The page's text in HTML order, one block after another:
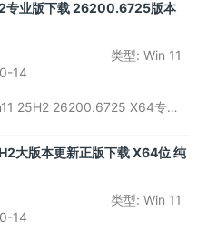
再次对系统进行了诸多优
开发者和高性能用户的需求。
专业版下载 26200.6725版本
类型: Win 11
14
25H2 26200.6725 X64专业
等方面都有了显著提升，尤其
了用户的操作环境。
大版本更新正版下载 X64位 纯
类型: Win 11
14